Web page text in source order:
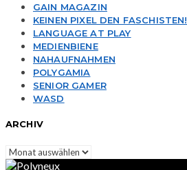
GAIN MAGAZIN
KEINEN PIXEL DEN FASCHISTEN!
LANGUAGE AT PLAY
MEDIENBIENE
NAHAUFNAHMEN
POLYGAMIA
SENIOR GAMER
WASD
ARCHIV
Archiv